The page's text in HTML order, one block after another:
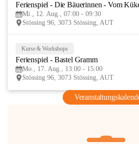
Ferienspiel - Die Bäuerinnen - Vom
Mi., 12. Aug., 07:00 - 09:30
Stössing 96, 3073 Stössing, AUT
Kurse & Workshops
Ferienspiel - Bastel Gramm
Mo., 17. Aug., 13:00 - 15:00
Stössing 96, 3073 Stössing, AUT